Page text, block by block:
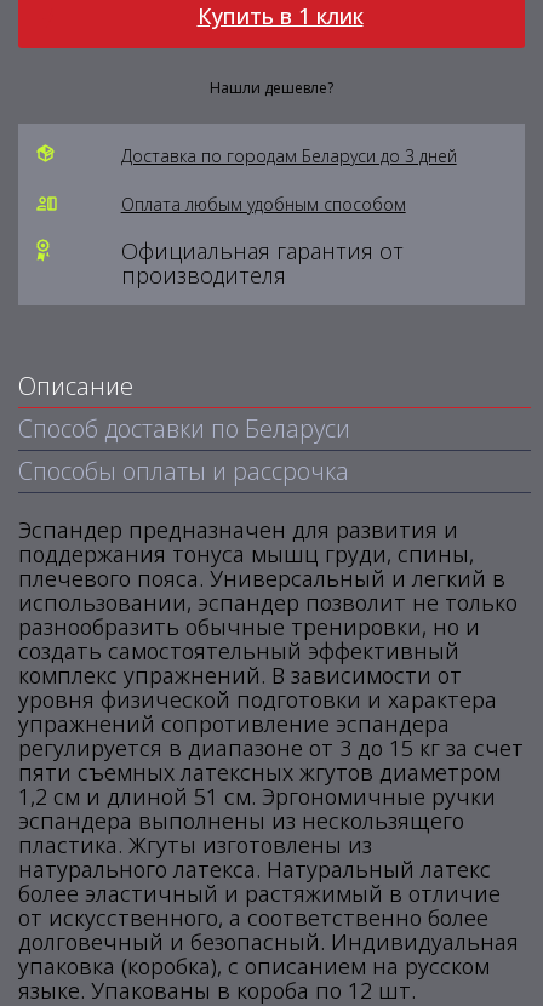
Купить в 1 клик
Нашли дешевле?
Доставка по городам Беларуси до 3 дней
Оплата любым удобным способом
Официальная гарантия от
производителя
Описание
Способ доставки по Беларуси
Способы оплаты и рассрочка
Эспандер предназначен для развития и
поддержания тонуса мышц груди, спины,
плечевого пояса. Универсальный и легкий в
использовании, эспандер позволит не только
разнообразить обычные тренировки, но и
создать самостоятельный эффективный
комплекс упражнений. В зависимости от
уровня физической подготовки и характера
упражнений сопротивление эспандера
регулируется в диапазоне от 3 до 15 кг за счет
пяти съемных латексных жгутов диаметром
1,2 см и длиной 51 см. Эргономичные ручки
эспандера выполнены из нескользящего
пластика. Жгуты изготовлены из
натурального латекса. Натуральный латекс
более эластичный и растяжимый в отличие
от искусственного, а соответственно более
долговечный и безопасный. Индивидуальная
упаковка (коробка), с описанием на русском
языке. Упакованы в короба по 12 шт.